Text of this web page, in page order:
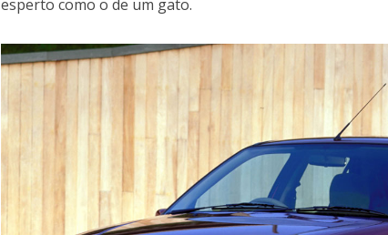
esperto como o de um gato.